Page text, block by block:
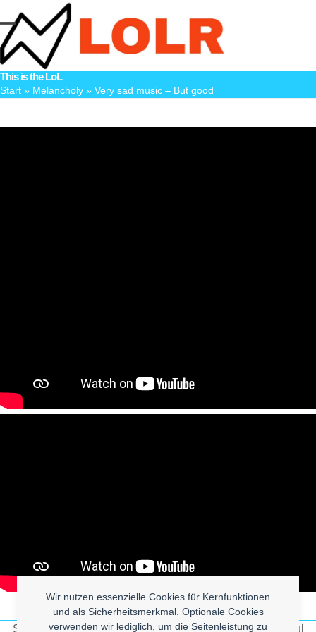
to
content
Wir nutzen essenzielle Cookies für Kernfunktionen
und als Sicherheitsmerkmal. Optionale Cookies
verwenden wir lediglich, um die Seitenleistung zu
Open
mobile
menu
Close
mobile
menu
This is the LoL
Start » Melancholy » Very sad music – But good
Sadness prevails – 90s Techno Party – DJ Paul